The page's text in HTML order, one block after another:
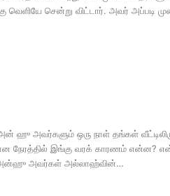
வெளியே சென்று விட்டார். அவர் அப்படி
ஒரு நாள் தங்கள்
நேரத்தில் இங்கு வரக் காரணம் என்ன?
அன்ஹு அவர்கள் அல்லாஹ்வின்…